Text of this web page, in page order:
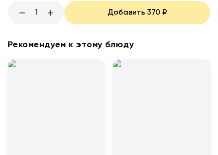
1 Добавить 370₽
Рекомендуем к этому блюду